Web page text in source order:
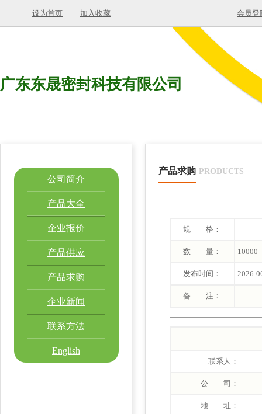
设为首页 加入收藏 会员登
广东东晟密封科技有限公司
公司简介
产品大全
企业报价
产品供应
产品求购
企业新闻
联系方法
English
产品求购 PRODUCTS
规 格：
数 量： 10000
发布时间： 2026-
备 注：
联系人：
公 司：
地 址：